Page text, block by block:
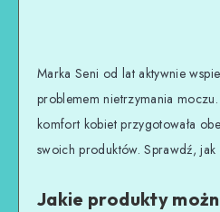
Marka Seni od lat aktywnie
problemem nietrzymania
komfort kobiet przygotowała
swoich produktów. Sprawdź,
Jakie produkty